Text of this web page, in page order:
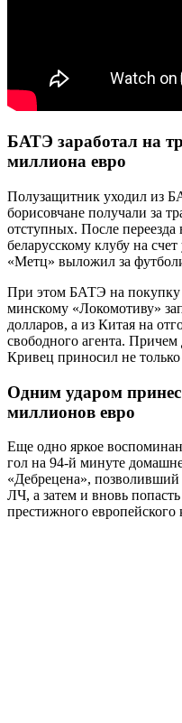
БАТЭ заработал на
миллиона евро
Полузащитник уходил из
борисовчане получали за
отступных. После переезда
беларусскому клубу на
«Метц» выложил за
При этом БАТЭ на покупку
минскому «Локомотиву»
долларов, а из Китая на
свободного агента.
Кривец приносил не
Одним ударом
миллионов евро
Еще одно яркое
гол на 94-й минуте
«Дебрецена»,
ЛЧ, а затем и вновь
престижного европейского